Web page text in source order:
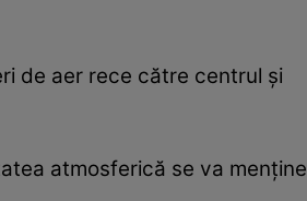
de aer rece către centrul și
atmosferică se va menține